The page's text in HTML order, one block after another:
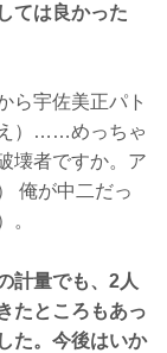
ては良かった
ら宇佐美正パト
え）……めっちゃ
壊者ですか。ア
俺が中二だっ
。
計量でも、2人
たところもあっ
た。今後はいか